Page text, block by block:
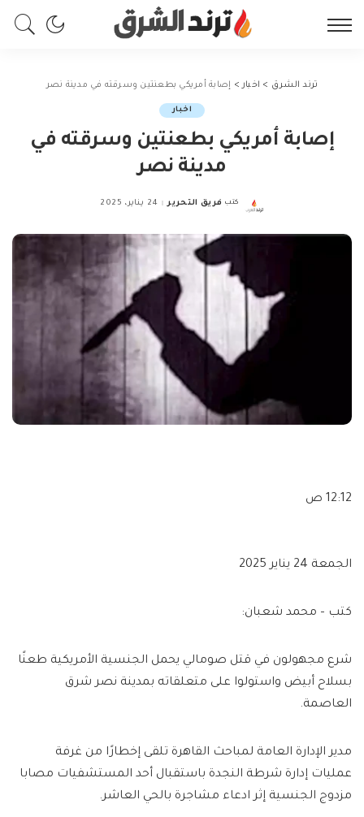
ترند الشرق > اخبار > إصابة أمريكي بطعنتين وسرقته في مدينة نصر
اخبار
إصابة أمريكي بطعنتين وسرقته في
مدينة نصر
Posted
كتب فريق التحرير 24 يناير، 2025
12:12 ص
الجمعة 24 يناير 2025
كتب – محمد شعبان:
شرع مجهولون في قتل صومالي يحمل الجنسية الأمريكية طعنًا
بسلاح أبيض واستولوا على متعلقاته بمدينة نصر شرق
العاصمة.
مدير الإدارة العامة لمباحث القاهرة تلقى إخطارًا من غرفة
عمليات إدارة شرطة النجدة باستقبال أحد المستشفيات مصابا
مزدوج الجنسية إثر ادعاء مشاجرة بالحي العاشر.